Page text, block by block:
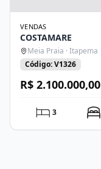
VENDAS
COSTAMARE
Meia Praia · Itapema
Código: V1326
R$ 2.100.000,00
3